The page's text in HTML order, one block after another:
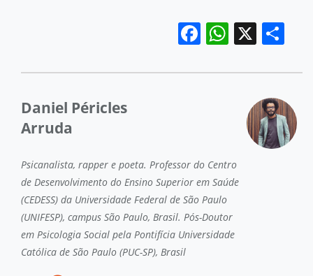
Facebook
X
Daniel Péricles
Arruda
Psicanalista, rapper e poeta. Professor do Centro
de Desenvolvimento do Ensino Superior em Saúde
(CEDESS) da Universidade Federal de São Paulo
(UNIFESP), campus São Paulo, Brasil. Pós-Doutor
em Psicologia Social pela Pontifícia Universidade
Católica de São Paulo (PUC-SP), Brasil